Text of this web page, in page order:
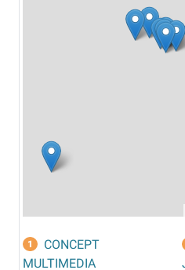
1
CONCEPT
MULTIMEDIA